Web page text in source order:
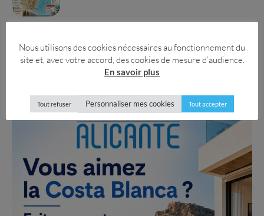
mixte traditionnelle
Lire la suite »
Nous utilisons des cookies nécessaires au fonctionnement du
site et, avec votre accord, des cookies de mesure d’audience.
En savoir plus
Tout refuser Personnaliser mes cookies Tout accepter